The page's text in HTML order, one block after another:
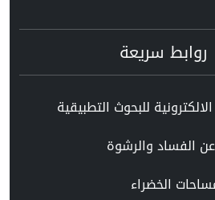
روابط سريعة
للبحوث التطبيقية
عن الفساد والرشوة
الخضراء